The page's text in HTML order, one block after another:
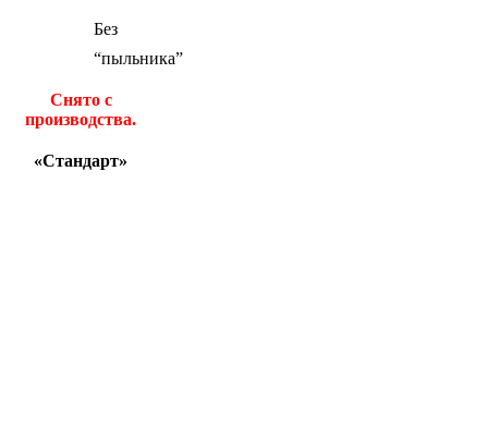
Без
“пыльника”
Снято с
производства.
«Стандарт»